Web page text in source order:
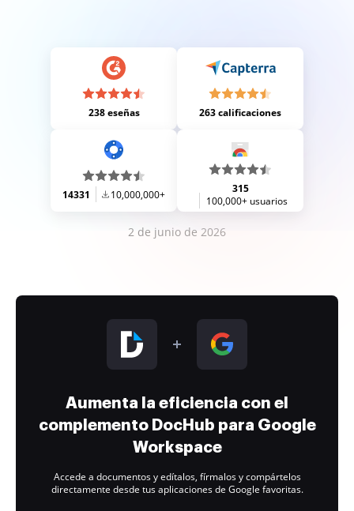
238 eseñas 263 calificaciones
14331 10,000,000+
315
100,000+ usuarios
2 de junio de 2026
Aumenta la eficiencia con el
complemento DocHub para Google
Workspace
Accede a documentos y edítalos, fírmalos y compártelos
directamente desde tus aplicaciones de Google favoritas.